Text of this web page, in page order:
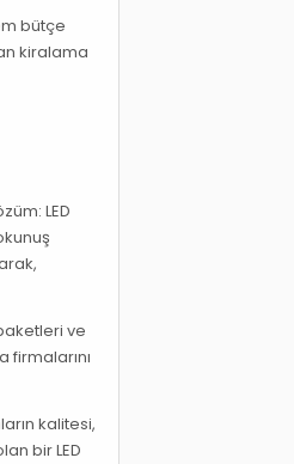
bütçe
kiralama
LED
ve
kalitesi,
bir LED